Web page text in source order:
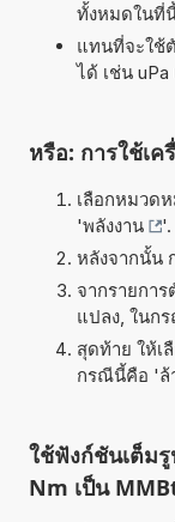
ทั้งหมดในที่
แทนที่จะใช้
ได้ เช่น
หรือ: การใช้เค
เลือกหมวด
'พลังงาน
'.
หลังจากนั้น
จากรายกา
แปลง, ในก
สุดท้าย ให้เ
กรณีนี้คือ 'ล้
ใช้ฟังก์ชันเต็ม
Nm เป็น